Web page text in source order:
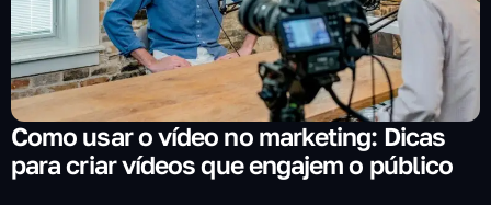
Como usar o vídeo no marketing: Dicas
para criar vídeos que engajem o público